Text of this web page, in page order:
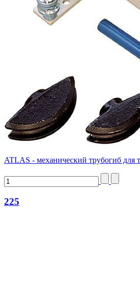
ATLAS - механический трубогиб для
225